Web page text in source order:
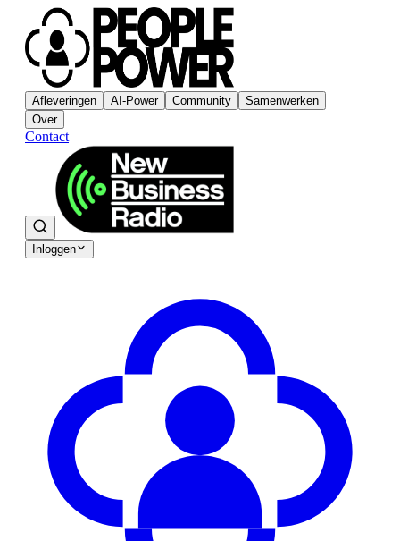
Afleveringen AI-Power Community
Samenwerken
Over
Contact
Inloggen